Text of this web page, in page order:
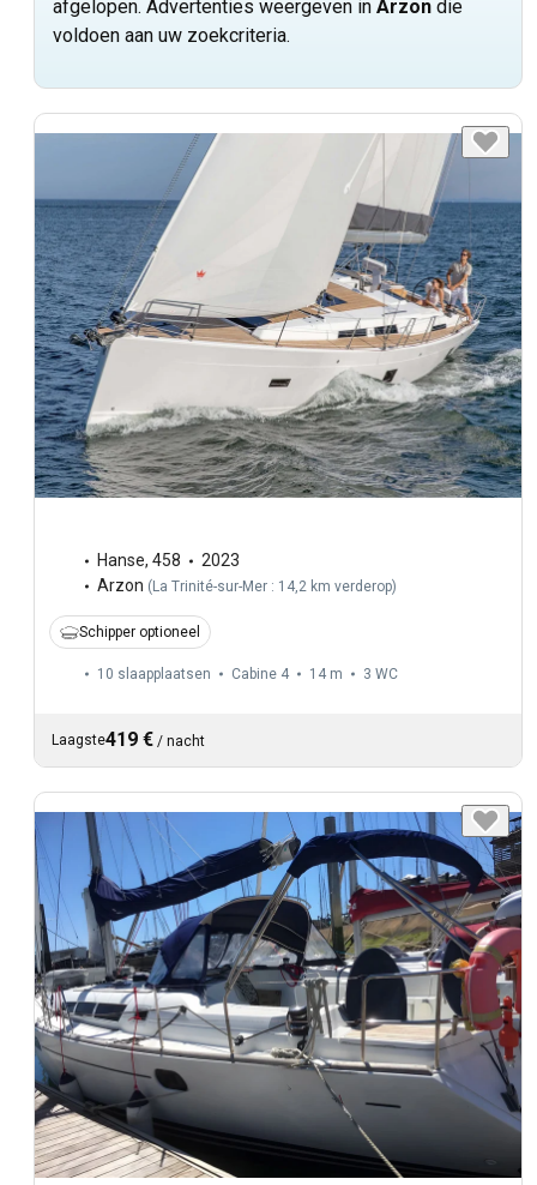
afgelopen. Advertenties weergeven in Arzon die
voldoen aan uw zoekcriteria.
Hanse, 458
2023
Arzon ( La Trinité-sur-Mer : 14,2 km verderop)
Schipper optioneel
10 slaapplaatsen Cabine 4 14 m 3 WC
Laagste419 € / nacht